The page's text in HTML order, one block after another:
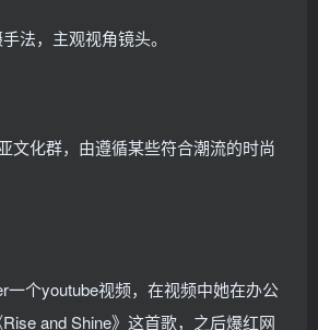
法，主观视角镜头。
文化群，由遵循某些符合潮流的时尚
一个youtube视频，在视频中她在办公
and Shine》这首歌，之后爆红网